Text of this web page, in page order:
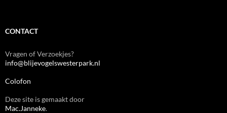
CONTACT
Vragen of Verzoekjes?
info@blijevogelswesterpark.nl
Colofon
Deze site is gemaakt door
Mac.Janneke.